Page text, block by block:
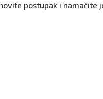
postupak i namačite